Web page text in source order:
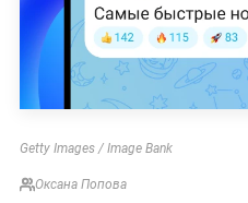
Getty Images / Image Bank
Оксана Попова